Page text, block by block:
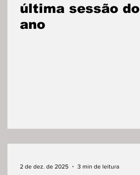
última sessão do
ano
2 de dez. de 2025 3 min de leitura